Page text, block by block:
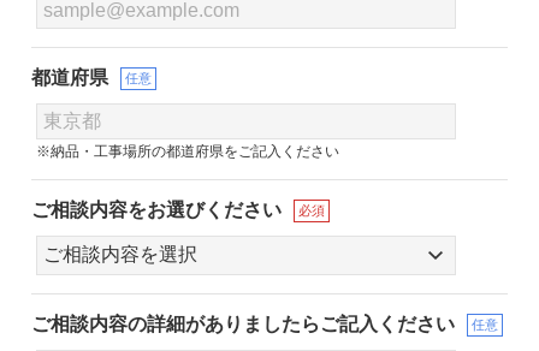
都道府県 任意
※納品・工事場所の都道府県をご記入ください
ご相談内容をお選びください 必須
ご相談内容の詳細がありましたらご記入ください 任意